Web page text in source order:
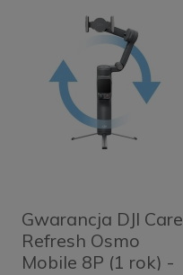
Gwarancja DJI Care
Refresh Osmo
Mobile 8P (1 rok) -